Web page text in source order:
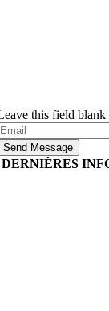
this field blank
Send Message
DERNIÈRES